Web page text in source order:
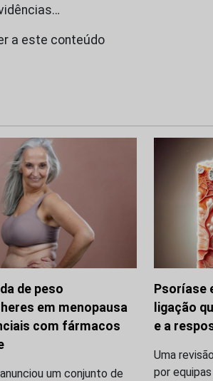
a este conteúdo
de peso
em menopausa
com fármacos
um conjunto de
Psoríase
ligação
e a
Uma
por